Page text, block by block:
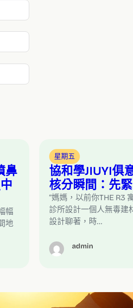
鼻
幅
地
星期五
協和學JIUYI俱
核分瞬間：先
“媽媽，以前你THE R3
診所設計一個人無毒建
設計聊著，時…
admin